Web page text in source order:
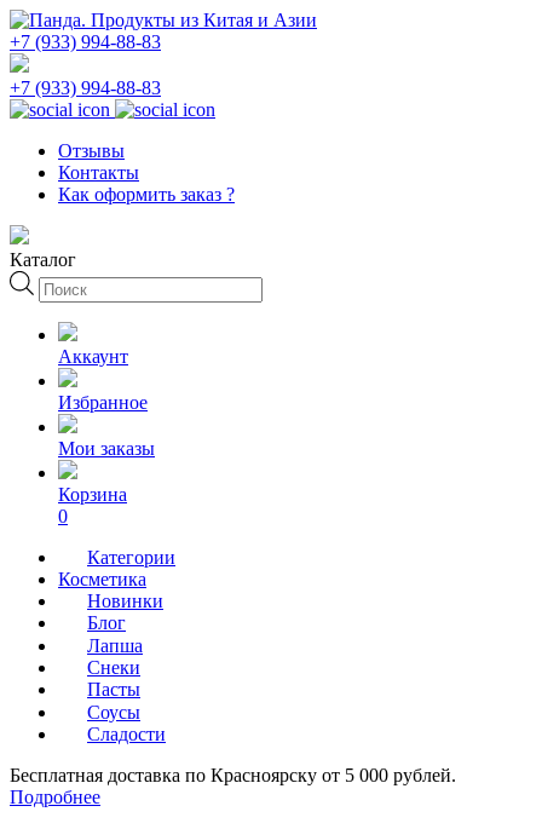
+7 (933) 994-88-83
+7 (933) 994-88-83
Отзывы
Контакты
Как оформить заказ ?
Каталог
Поиск
товаров
Аккаунт
Избранное
Мои заказы
Корзина
0
Категории
Косметика
Новинки
Блог
Лапша
Снеки
Пасты
Соусы
Сладости
Бесплатная доставка по Красноярску от 5 000 рублей.
Подробнее